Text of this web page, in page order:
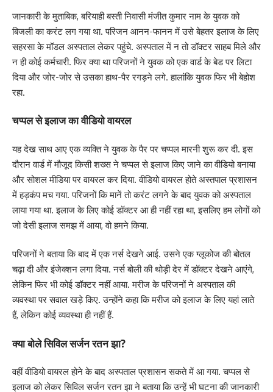
जानकारी के मुताबिक, बरियाही बस्ती निवासी मंजीत कुमार नाम के युवक को
बिजली का करंट लग गया था. परिजन आनन-फानन में उसे बेहतर इलाज के लिए
सहरसा के मॉडल अस्पताल लेकर पहुंचे. अस्पताल में न तो डॉक्टर साहब मिले और
न ही कोई कर्मचारी. फिर क्या था परिजनों ने युवक को एक वार्ड के बेड पर लिटा
दिया और जोर-जोर से उसका हाथ-पैर रगड़ने लगे. हालांकि युवक फिर भी बेहोश
रहा.
चप्पल से इलाज का वीडियो वायरल
यह देख साथ आए एक व्यक्ति ने युवक के पैर पर चप्पल मारनी शुरू कर दी. इस
दौरान वार्ड में मौजूद किसी शख्स ने चप्पल से इलाज किए जाने का वीडियो बनाया
और सोशल मीडिया पर वायरल कर दिया. वीडियो वायरल होते अस्तपाल प्रशासन
में हड़कंप मच गया. परिजनों कि मानें तो करंट लगने के बाद युवक को अस्पताल
लाया गया था. इलाज के लिए कोई डॉक्टर आ ही नहीं रहा था, इसलिए हम लोगों को
जो देसी इलाज समझ में आया, वो हमने किया.
परिजनों ने बताया कि बाद में एक नर्स देखने आई. उसने एक ग्लूकोज की बोतल
चढ़ा दी और इंजेक्शन लगा दिया. नर्स बोली की थोड़ी देर में डॉक्टर देखने आएंगे,
लेकिन फिर भी कोई डॉक्टर नहीं आया. मरीज के परिजनों ने अस्पताल की
व्यवस्था पर सवाल खड़े किए. उन्होंने कहा कि मरीज को इलाज के लिए यहां लाते
हैं, लेकिन कोई व्यवस्था ही नहीं हैं.
क्या बोले सिविल सर्जन रतन झा?
वहीं वीडियो वायरल होने के बाद अस्पताल प्रशासन सकते में आ गया. चप्पल से
इलाज को लेकर सिविल सर्जन रतन झा ने बताया कि उन्हें भी घटना की जानकारी